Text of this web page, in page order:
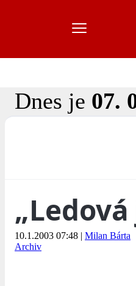
Dnes je 07.
10.1.2003 07:48 | Milan Bárta
Archiv